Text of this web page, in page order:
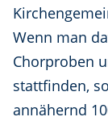
Wenn man
Chorproben
stattfinden,
annähernd